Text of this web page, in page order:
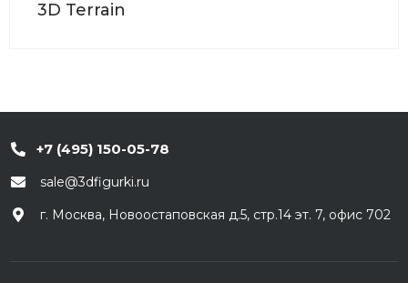
3D Terrain
+7 (495) 150-05-78
sale@3dfigurki.ru
г. Москва, Новоостаповская д.5, стр.14 эт. 7, офис 702